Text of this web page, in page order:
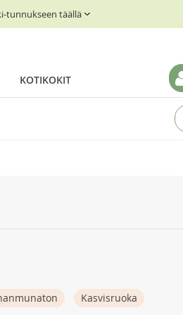
tunnukseen täällä
KOTIKOKIT
Kasvisruoka